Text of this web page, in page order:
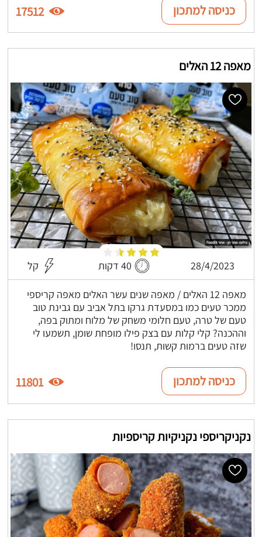
כניסה למתכון 17512
מאפה 12 האלים
28/4/2023 40 דקות קל
מאפה 12 האלים / מאפה שנים עשר האלים מאפה קריספי
ממכר טעים כמו במסעדת גרקו בתל אביב עם גבינת טוב
טעם של טרה, טעם חלומי משחק של מלוח ומתוק בפה,
וההכנה? קלי קלות עם בצק פילו מופחת שומן, תשמעו לי
שזה טעים ברמות קשות, תנסו!
כניסה למתכון 11801
נקניקריספי נקניקיות קריספיות